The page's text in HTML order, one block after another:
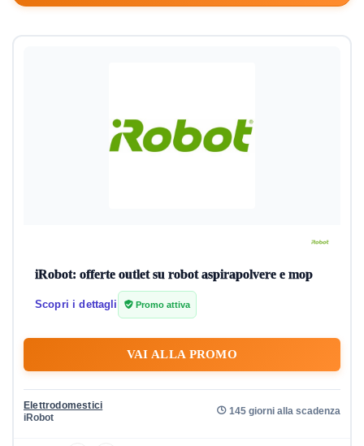
iRobot: offerte outlet su robot aspirapolvere e mop
Scopri i dettagli Promo attiva
VAI ALLA PROMO
Elettrodomestici
iRobot
145 giorni alla scadenza